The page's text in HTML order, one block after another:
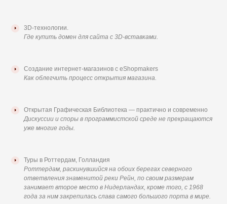
3D-технологии.
Где купить домен для сайта с 3D-вставками.
Создание интернет-магазинов с eShopmakers
Как облегчить процесс открытия магазина.
Открытая Графическая Библиотека — практично и современно
Дискуссии и споры в программистской среде не прекращаются
уже многие годы.
Туры в Роттердам, Голландия
Роттердам, раскинувшийся на обоих берегах северного
ответвления знаменитой реки Рейн, по своим размерам
занимает второе место в Нидерландах, кроме того, с 1968
года за ним закрепилась слава самого большого порта в мире.